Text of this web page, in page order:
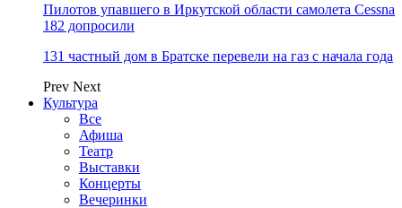
Пилотов упавшего в Иркутской области самолета Cessna
182 допросили
131 частный дом в Братске перевели на газ с начала года
Prev Next
Культура
Все
Афиша
Театр
Выставки
Концерты
Вечеринки